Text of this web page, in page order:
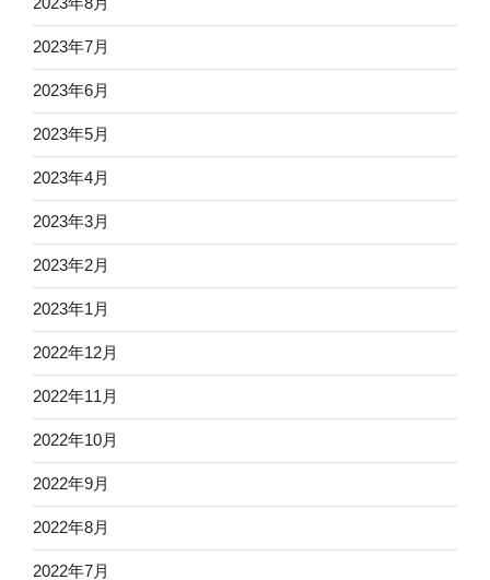
2023年7月
2023年6月
2023年5月
2023年4月
2023年3月
2023年2月
2023年1月
2022年12月
2022年11月
2022年10月
2022年9月
2022年8月
2022年7月